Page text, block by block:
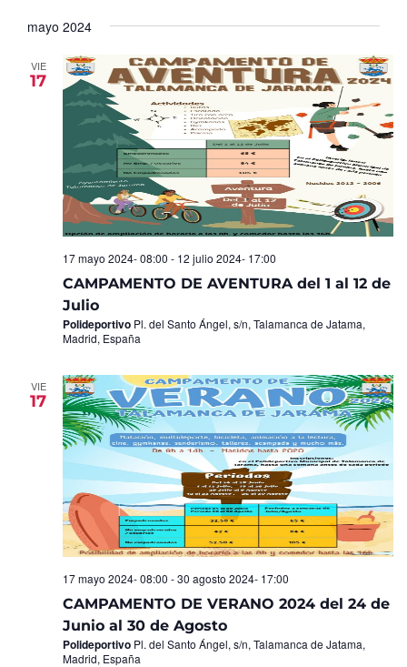
de
Eventos
mayo 2024
VIE
17
CAMPAMENTO DE AVENTURA del 1 al 12 de
Julio
17 mayo 2024- 08:00 - 12 julio 2024- 17:00
Polideportivo Pl. del Santo Ángel, s/n, Talamanca de Jatama,
Madrid, España
VIE
17
CAMPAMENTO DE VERANO 2024 del 24 de
Junio al 30 de Agosto
17 mayo 2024- 08:00 -30 agosto 2024- 17:00
Polideportivo Pl. del Santo Ángel, s/n, Talamanca de Jatama,
Madrid, España